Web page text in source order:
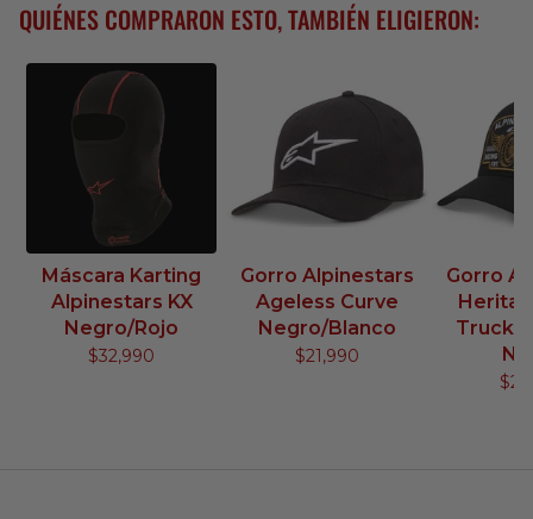
QUIÉNES COMPRARON ESTO, TAMBIÉN ELIGIERON:
Máscara Karting
Alpinestars KX
Negro/Rojo
$32,990
Gorro Alpinestars
Ageless Curve
Negro/Blanco
$21,990
Gorro